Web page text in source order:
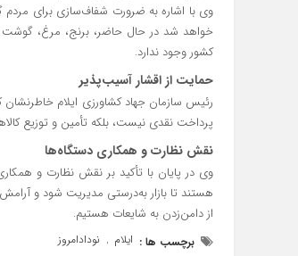
وی با اشاره به ضرورت شفاف‌سازی برای مردم
خواهد شد در حال حاضر، برنج، مرغ،
کشور وجود ندارد.
حمایت از اقشار آسیب‌پذیر
رئیس سازمان جهاد کشاورزی ایلام
پرداخت نقدی نیست، بلکه تأمین و توزیع
نقش نظارت و همکاری دستگاه‌ها
وی در پایان با تأکید بر نقش نظارت و
هستند تا بازار به‌درستی مدیریت شود و
از دامن‌زدن به شایعات هستیم.
برچسب ها : ایلام , نودادامروز